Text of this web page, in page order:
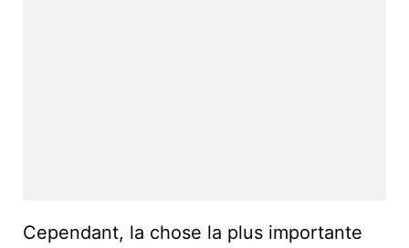
Cependant, la chose la plus importante